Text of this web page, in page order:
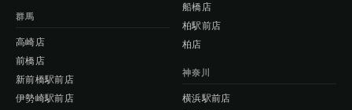
群馬
高崎店
前橋店
新前橋駅前店
伊勢崎駅前店
船橋店
柏駅前店
柏店
神奈川
横浜駅前店